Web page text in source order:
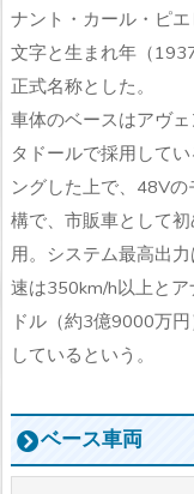
ナント・カール・ピ
文字と生まれ年（
正式名称とした。
車体のベースはアヴ
タドールで採用して
ングした上で、48V
構で、市販車として
用。システム最高出
速は350km/h以上と
ドル（約3億9000万
しているという。
ベース車両